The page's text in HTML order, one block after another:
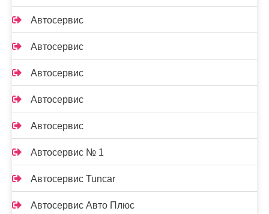
Автосервис
Автосервис
Автосервис
Автосервис
Автосервис
Автосервис № 1
Автосервис Tuncar
Автосервис Авто Плюс